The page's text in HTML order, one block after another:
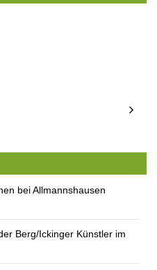
bei Allmannshausen
Berg/Ickinger Künstler im